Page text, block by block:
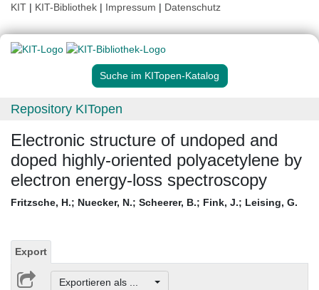
KIT | KIT-Bibliothek | Impressum | Datenschutz
Suche im KITopen-Katalog
Repository KITopen
Electronic structure of undoped and
doped highly-oriented polyacetylene by
electron energy-loss spectroscopy
Fritzsche, H.; Nuecker, N.; Scheerer, B.; Fink, J.; Leising, G.
Export
Exportieren als ...